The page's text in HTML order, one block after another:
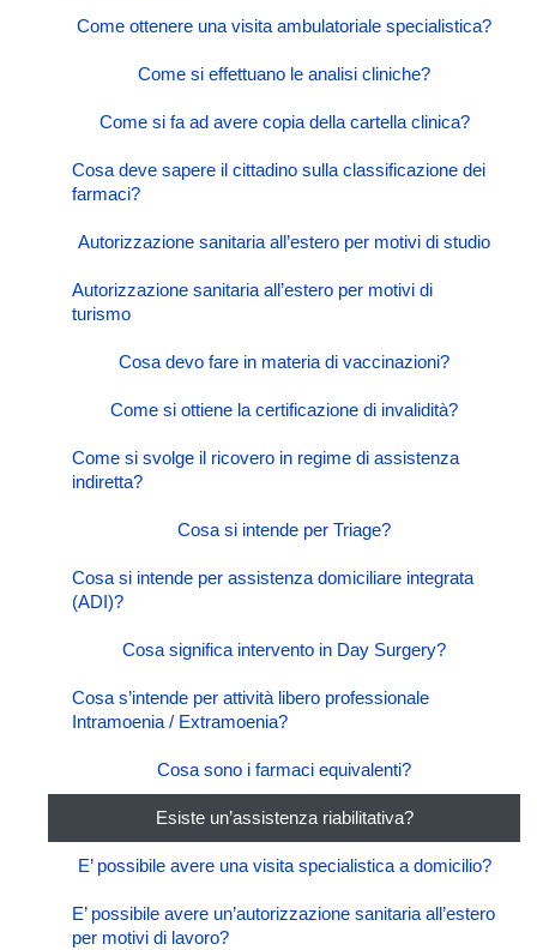
Come ottenere una visita ambulatoriale specialistica?
Come si effettuano le analisi cliniche?
Come si fa ad avere copia della cartella clinica?
Cosa deve sapere il cittadino sulla classificazione dei
farmaci?
Autorizzazione sanitaria all’estero per motivi di studio
Autorizzazione sanitaria all’estero per motivi di
turismo
Cosa devo fare in materia di vaccinazioni?
Come si ottiene la certificazione di invalidità?
Come si svolge il ricovero in regime di assistenza
indiretta?
Cosa si intende per Triage?
Cosa si intende per assistenza domiciliare integrata
(ADI)?
Cosa significa intervento in Day Surgery?
Cosa s’intende per attività libero professionale
Intramoenia / Extramoenia?
Cosa sono i farmaci equivalenti?
Esiste un’assistenza riabilitativa?
E’ possibile avere una visita specialistica a domicilio?
E’ possibile avere un’autorizzazione sanitaria all’estero
per motivi di lavoro?